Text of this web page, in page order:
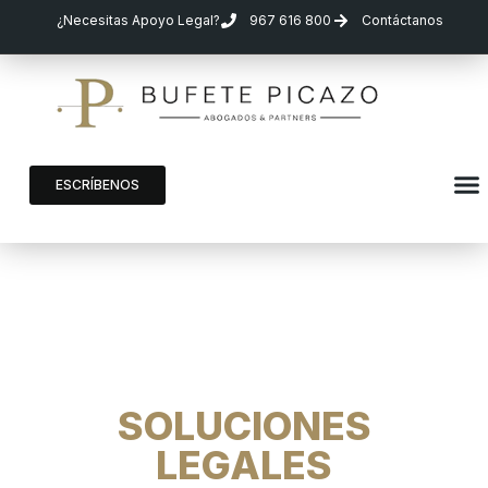
¿Necesitas Apoyo Legal? 967 616 800 Contáctanos
ESCRÍBENOS
SOLUCIONES
LEGALES